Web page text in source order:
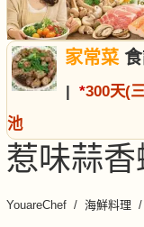
家常菜食
| *300天(
池
惹味蒜香
YouareChef 海鮮料理